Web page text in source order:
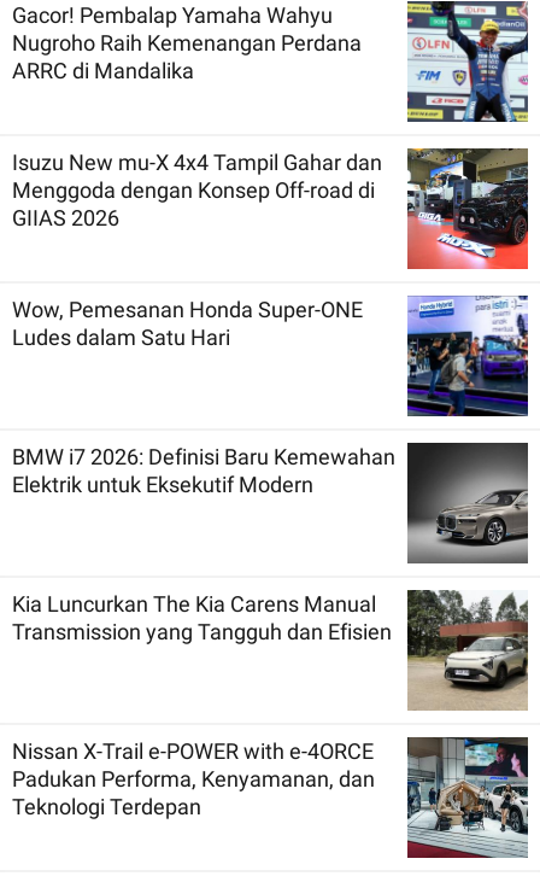
Gacor! Pembalap Yamaha Wahyu
Nugroho Raih Kemenangan Perdana
ARRC di Mandalika
Isuzu New mu-X 4x4 Tampil Gahar dan
Menggoda dengan Konsep Off-road di
GIIAS 2026
Wow, Pemesanan Honda Super-ONE
Ludes dalam Satu Hari
BMW i7 2026: Definisi Baru Kemewahan
Elektrik untuk Eksekutif Modern
Kia Luncurkan The Kia Carens Manual
Transmission yang Tangguh dan Efisien
Nissan X-Trail e-POWER with e-4ORCE
Padukan Performa, Kenyamanan, dan
Teknologi Terdepan